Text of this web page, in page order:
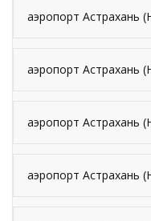
аэропорт Астрахань
аэропорт Астрахань
аэропорт Астрахань
аэропорт Астрахань